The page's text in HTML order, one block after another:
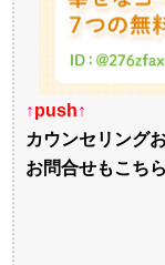
↑push↑
カウンセリング
お問合せもこち